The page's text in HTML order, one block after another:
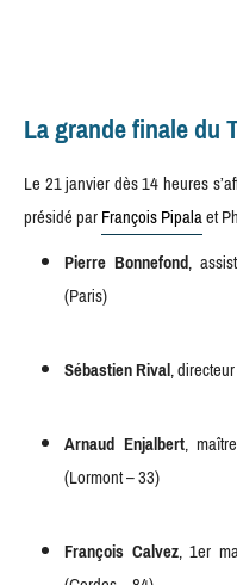
La grande finale du
Le 21 janvier dès 14 heures
présidé parFrançois Pipalaet
Pierre Bonnefond,
(Paris)
Sébastien Rival,
Arnaud Enjalbert,
(Lormont – 33)
François Calvez, 1er